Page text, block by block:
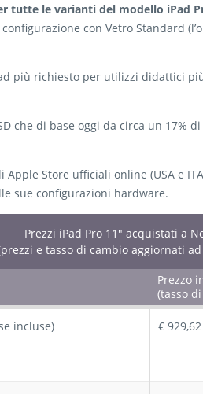
tutte le varianti del modello iPad
con Vetro Standard
più richiesto per utilizzi didattici
che di base oggi da circa un 17%
Store ufficiali online (USA e
sue configurazioni hardware.
Prezzi iPad Pro 11″ acquistati a
e tasso di cambio aggiornati
Prezzo
(tasso
incluse) € 929,62